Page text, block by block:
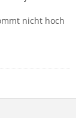
nicht hoch